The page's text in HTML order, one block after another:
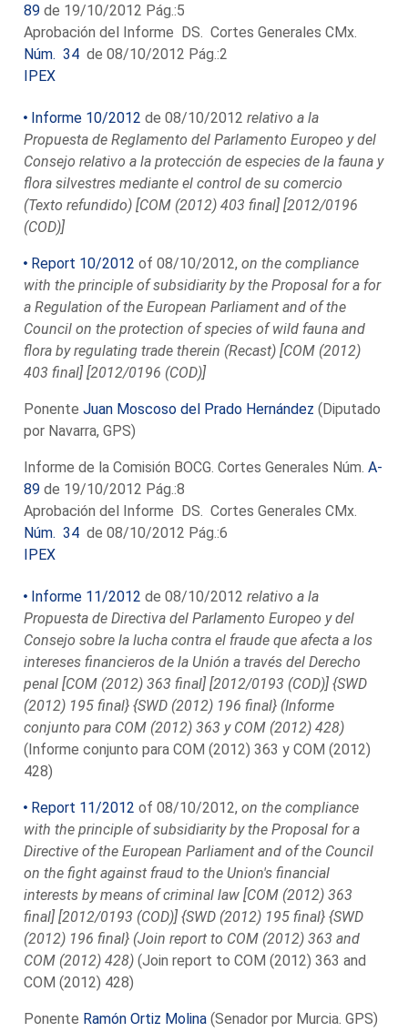
89 de 19/10/2012 Pág.:5
Aprobación del Informe DS. Cortes Generales CMx.
Núm. 34 de 08/10/2012 Pág.:2
IPEX
Informe 10/2012 de 08/10/2012relativo a la
Propuesta de Reglamento del Parlamento Europeo y del
Consejo relativo a la protección de especies de la fauna y
flora silvestres mediante el control de su comercio
(Texto refundido) [COM (2012) 403 final] [2012/0196
(COD)]
Report 10/2012 of 08/10/2012,on the compliance
with the principle of subsidiarity by the Proposal for a for
a Regulation of the European Parliament and of the
Council on the protection of species of wild fauna and
flora by regulating trade therein (Recast) [COM (2012)
403 final] [2012/0196 (COD)]
PonenteJuan Moscoso del Prado Hernández (Diputado
por Navarra, GPS)
Informe de la Comisión BOCG. Cortes Generales Núm.A-
89 de 19/10/2012 Pág.:8
Aprobación del Informe DS. Cortes Generales CMx.
Núm. 34 de 08/10/2012 Pág.:6
IPEX
Informe 11/2012 de 08/10/2012 relativo a la
Propuesta de Directiva del Parlamento Europeo y del
Consejo sobre la lucha contra el fraude que afecta a los
intereses financieros de la Unión a través del Derecho
penal [COM (2012) 363 final] [2012/0193 (COD)] {SWD
(2012) 195 final} {SWD (2012) 196 final} (Informe
conjunto para COM (2012) 363 y COM (2012) 428)
(Informe conjunto para COM (2012) 363 y COM (2012)
428)
Report 11/2012 of 08/10/2012, on the compliance
with the principle of subsidiarity by the Proposal for a
Directive of the European Parliament and of the Council
on the fight against fraud to the Union's financial
interests by means of criminal law [COM (2012) 363
final] [2012/0193 (COD)] {SWD (2012) 195 final} {SWD
(2012) 196 final} (Join report to COM (2012) 363 and
COM (2012) 428) (Join report to COM (2012) 363 and
COM (2012) 428)
Ponente Ramón Ortiz Molina (Senador por Murcia. GPS)